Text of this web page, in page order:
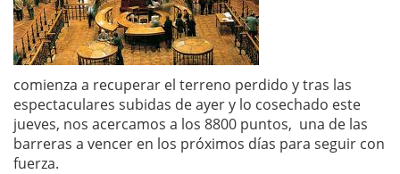
comienza a recuperar el terreno perdido y tras las
espectaculares subidas de ayer y lo cosechado este
jueves, nos acercamos a los 8800 puntos, una de las
barreras a vencer en los próximos días para seguir con
fuerza.